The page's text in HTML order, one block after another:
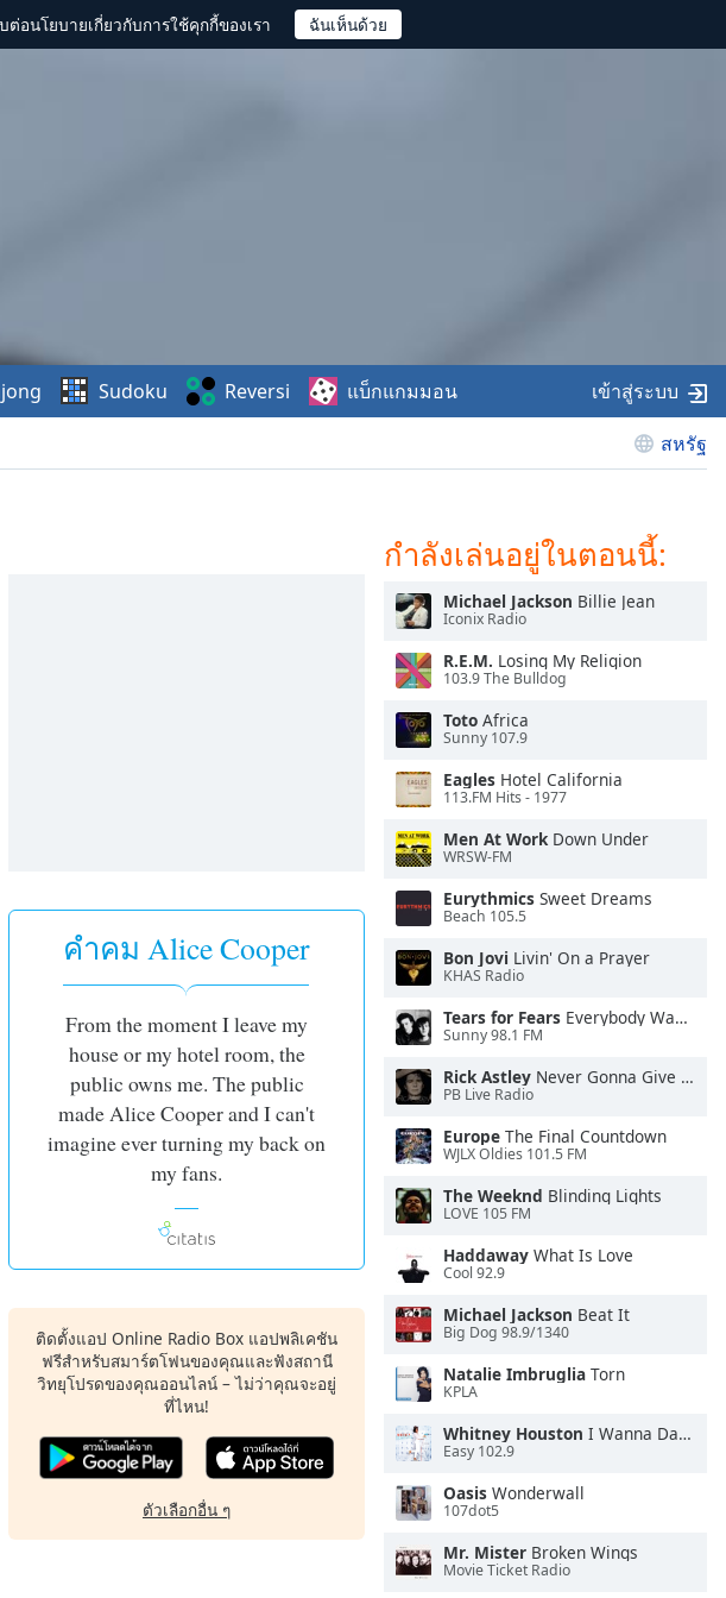
อนโยบายเกี่ยวกับการใช้คุกกี้ของเรา
สหรัฐ
Sudoku Reversi แบ็กแกมมอน เข้าสู่ระบบ
คำคม Alice Cooper
From the moment I leave my
house or my hotel room, the
public owns me. The public
made Alice Cooper and I can't
imagine ever turning my back on
my fans.
ติดตั้งแอป Online Radio Box แอปพลิเคชัน
ฟรีสำหรับสมาร์ตโฟนของคุณและฟังสถานี
วิทยุโปรดของคุณออนไลน์ – ไม่ว่าคุณจะอยู่
ที่ไหน!
ตัวเลือกอื่น ๆ
กำลังเล่นอยู่ในตอนนี้:
Michael Jackson Billie Jean
Iconix Radio
R.E.M. Losing My Religion
103.9 The Bulldog
Toto Africa
Sunny 107.9
Eagles Hotel California
113.FM Hits - 1977
Men At WorkDown Under
WRSW-FM
Eurythmics Sweet Dreams
Beach 105.5
Bon Jovi Livin' On a Prayer
KHAS Radio
Tears for Fears Everybody Wants To Rule the World
Sunny 98.1 FM
Rick Astley Never Gonna Give You Up
PB Live Radio
Europe The Final Countdown
WJLX Oldies 101.5 FM
The Weeknd Blinding Lights
LOVE 105 FM
Haddaway What Is Love
Cool 92.9
Michael Jackson Beat It
Big Dog 98.9/1340
Natalie Imbruglia Torn
KPLA
Whitney Houston I Wanna Dance With Somebody
Easy 102.9
Oasis Wonderwall
107dot5
Mr. Mister Broken Wings
Movie Ticket Radio